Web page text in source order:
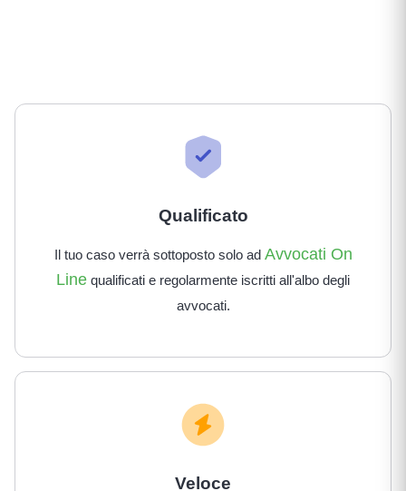
Qualificato
Il tuo caso verrà sottoposto solo ad Avvocati On
Line qualificati e regolarmente iscritti all'albo degli
avvocati.
Veloce